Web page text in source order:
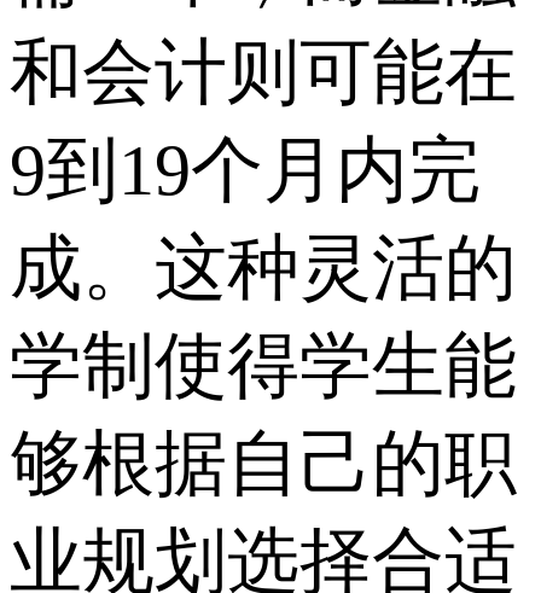
和会计则可能在
9到19个月内完
成。这种灵活的
学制使得学生能
够根据自己的职
业规划选择合适